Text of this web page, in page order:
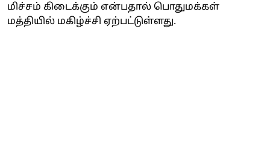
மிச்சம் கிடைக்கும் என்பதால் பொதுமக்கள்
மத்தியில் மகிழ்ச்சி ஏற்பட்டுள்ளது.